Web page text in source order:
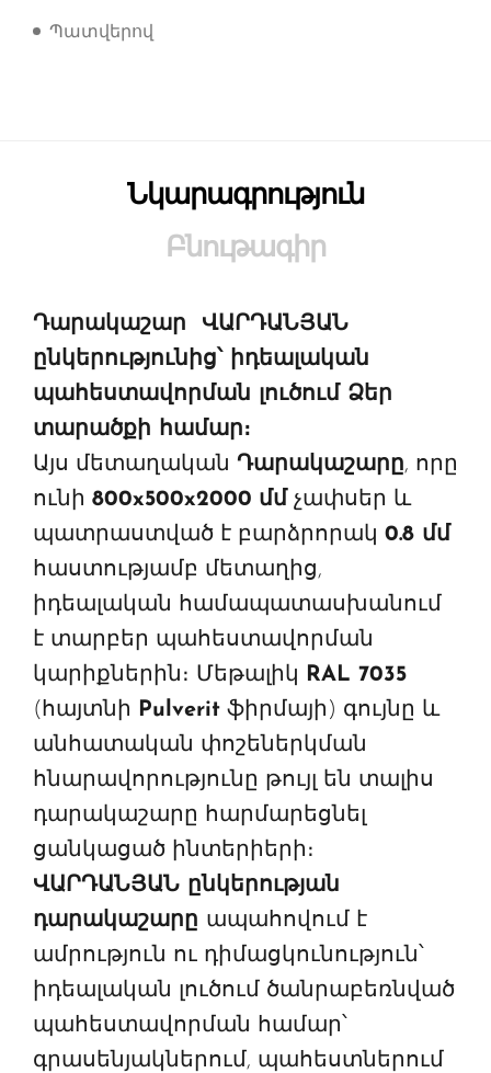
Պատվերով
Նկարագրություն
Բնութագիր
Դարակաշար ՎԱՐԴԱՆՅԱՆ
ընկերությունից՝ իդեալական
պահեստավորման լուծում Ձեր
տարածքի համար։
Այս մետաղական Դարակաշարը, որը
ունի 800x500x2000 մմ չափսեր և
պատրաստված է բարձրորակ 0.8 մմ
հաստությամբ մետաղից,
իդեալական համապատասխանում
է տարբեր պահեստավորման
կարիքներին։ Մեթալիկ RAL 7035
(հայտնի Pulverit ֆիրմայի) գույնը և
անհատական փոշեներկման
հնարավորությունը թույլ են տալիս
դարակաշարը հարմարեցնել
ցանկացած ինտերիերի։
ՎԱՐԴԱՆՅԱՆ ընկերության
դարակաշարը ապահովում է
ամրություն ու դիմացկունություն՝
իդեալական լուծում ծանրաբեռնված
պահեստավորման համար՝
գրասենյակներում, պահեստներում